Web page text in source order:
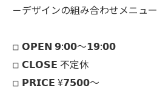
－デザインの組み合わせメニュー
◽︎ 𝗢𝗣𝗘𝗡 𝟵:𝟬𝟬～𝟭𝟵:𝟬𝟬
◽︎ 𝗖𝗟𝗢𝗦𝗘 不定休
◽︎ 𝗣𝗥𝗜𝗖𝗘 ¥𝟳𝟱𝟬𝟬～